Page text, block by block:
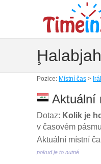
Pozice: Místní čas >
Aktuální
Dotaz: Kolik je
v časovém
Aktuální místní
pokud je to nutné